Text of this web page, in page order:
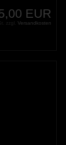
EUR
zzgl. Versandkosten